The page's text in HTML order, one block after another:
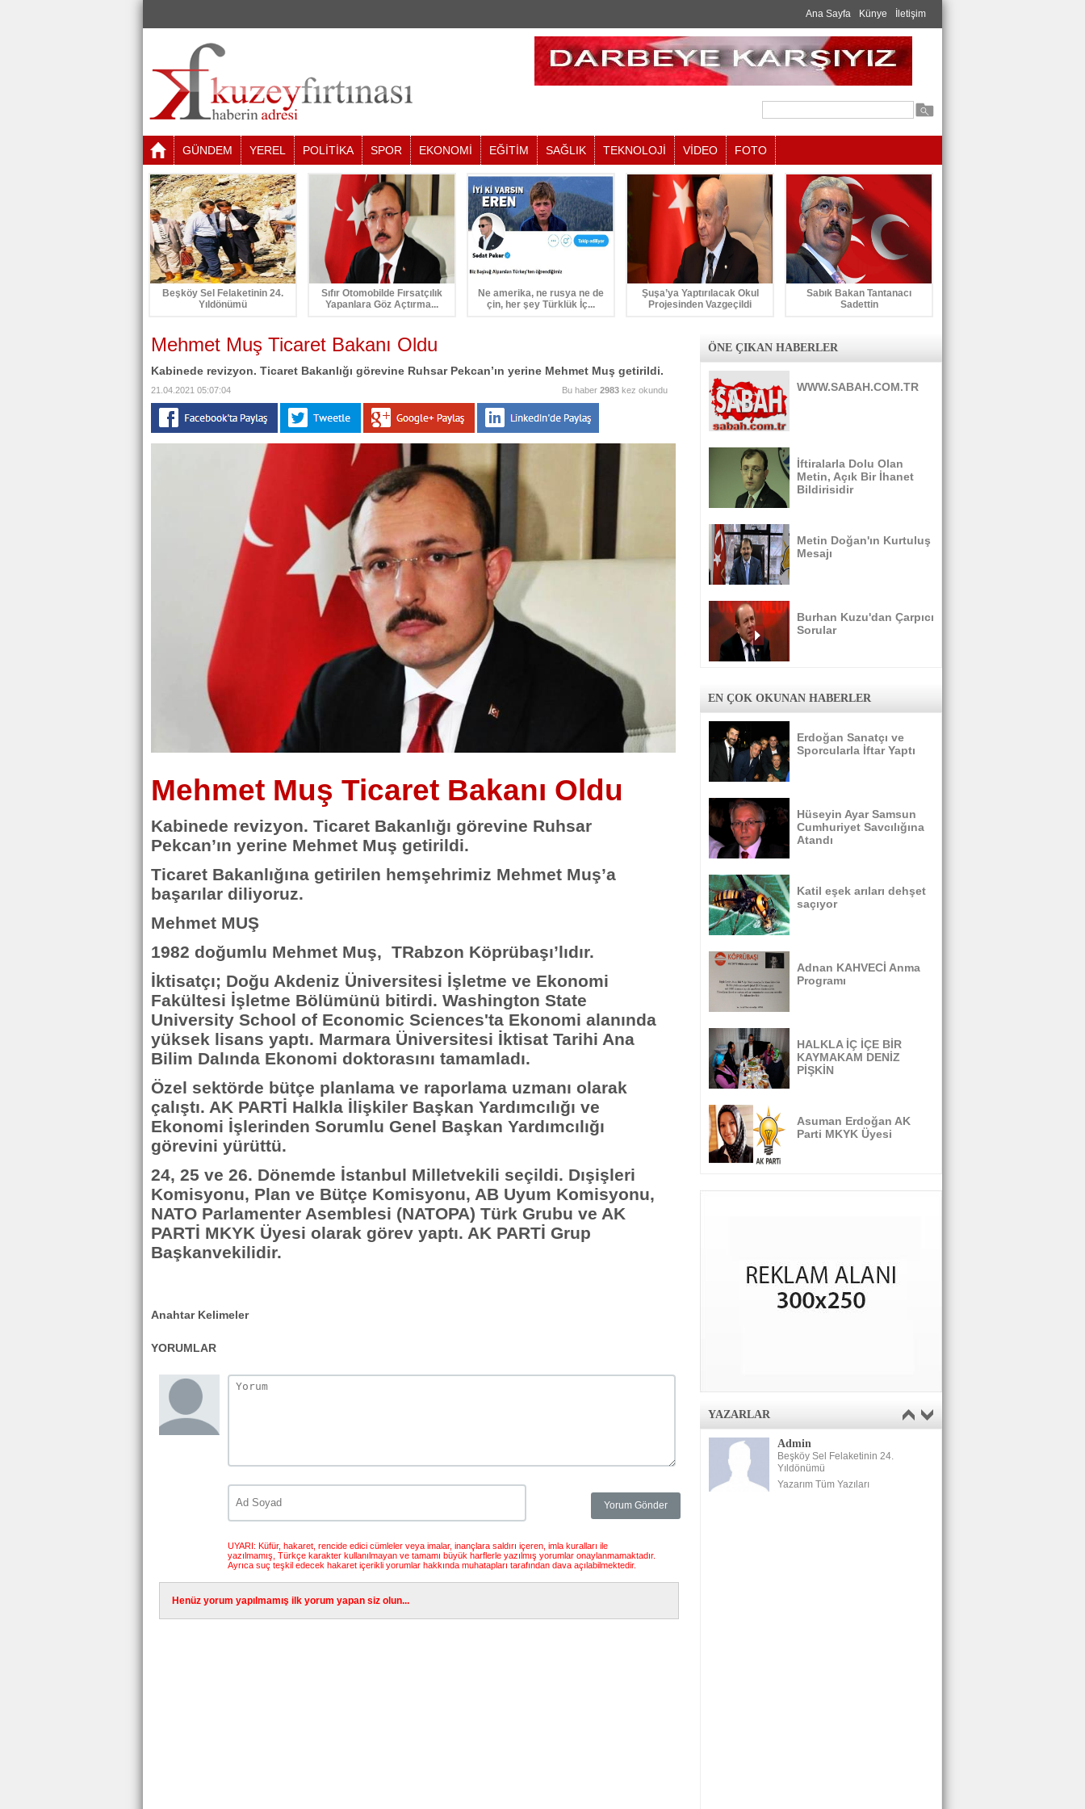
Ana Sayfa Künye İletişim
GÜNDEM YEREL POLİTİKA SPOR EKONOMİ EĞİTİM SAĞLIK TEKNOLOJİ VİDEO FOTO
Beşköy Sel Felaketinin 24.
Yıldönümü
Sıfır Otomobilde Fırsatçılık
Yapanlara Göz Açtırma...
Ne amerika, ne rusya ne de
çin, her şey Türklük İç...
Şuşa’ya Yaptırılacak Okul
Projesinden Vazgeçildi
Sabık Bakan Tantanacı
Sadettin
Mehmet Muş Ticaret Bakanı Oldu
Kabinede revizyon. Ticaret Bakanlığı görevine Ruhsar Pekcan’ın yerine Mehmet Muş getirildi.
21.04.2021 05:07:04 Bu haber 2983 kez okundu
Mehmet Muş Ticaret Bakanı Oldu
Kabinede revizyon. Ticaret Bakanlığı görevine Ruhsar
Pekcan’ın yerine Mehmet Muş getirildi.
Ticaret Bakanlığına getirilen hemşehrimiz Mehmet Muş’a
başarılar diliyoruz.
Mehmet MUŞ
1982 doğumlu Mehmet Muş, TRabzon Köprübaşı’lıdır.
İktisatçı; Doğu Akdeniz Üniversitesi İşletme ve Ekonomi
Fakültesi İşletme Bölümünü bitirdi. Washington State
University School of Economic Sciences'ta Ekonomi alanında
yüksek lisans yaptı. Marmara Üniversitesi İktisat Tarihi Ana
Bilim Dalında Ekonomi doktorasını tamamladı.
Özel sektörde bütçe planlama ve raporlama uzmanı olarak
çalıştı. AK PARTİ Halkla İlişkiler Başkan Yardımcılığı ve
Ekonomi İşlerinden Sorumlu Genel Başkan Yardımcılığı
görevini yürüttü.
24, 25 ve 26. Dönemde İstanbul Milletvekili seçildi. Dışişleri
Komisyonu, Plan ve Bütçe Komisyonu, AB Uyum Komisyonu,
NATO Parlamenter Asemblesi (NATOPA) Türk Grubu ve AK
PARTİ MKYK Üyesi olarak görev yaptı. AK PARTİ Grup
Başkanvekilidir.
Anahtar Kelimeler
YORUMLAR
UYARI: Küfür, hakaret, rencide edici cümleler veya imalar, inançlara saldırı içeren, imla kuralları ile
yazılmamış, Türkçe karakter kullanılmayan ve tamamı büyük harflerle yazılmış yorumlar onaylanmamaktadır.
Ayrıca suç teşkil edecek hakaret içerikli yorumlar hakkında muhatapları tarafından dava açılabilmektedir.
Henüz yorum yapılmamış ilk yorum yapan siz olun...
ÖNE ÇIKAN HABERLER
WWW.SABAH.COM.TR
İftiralarla Dolu Olan
Metin, Açık Bir İhanet
Bildirisidir
Metin Doğan'ın Kurtuluş
Mesajı
Burhan Kuzu'dan Çarpıcı
Sorular
EN ÇOK OKUNAN HABERLER
Erdoğan Sanatçı ve
Sporcularla İftar Yaptı
Hüseyin Ayar Samsun
Cumhuriyet Savcılığına
Atandı
Katil eşek arıları dehşet
saçıyor
Adnan KAHVECİ Anma
Programı
HALKLA İÇ İÇE BİR
KAYMAKAM DENİZ
PİŞKİN
Asuman Erdoğan AK
Parti MKYK Üyesi
YAZARLAR
Admin
Beşköy Sel Felaketinin 24.
Yıldönümü
Yazarım Tüm Yazıları